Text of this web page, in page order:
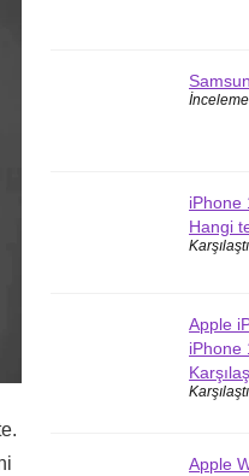
İnceleme
iPhone
Hangi
Apple
iPhone
Apple